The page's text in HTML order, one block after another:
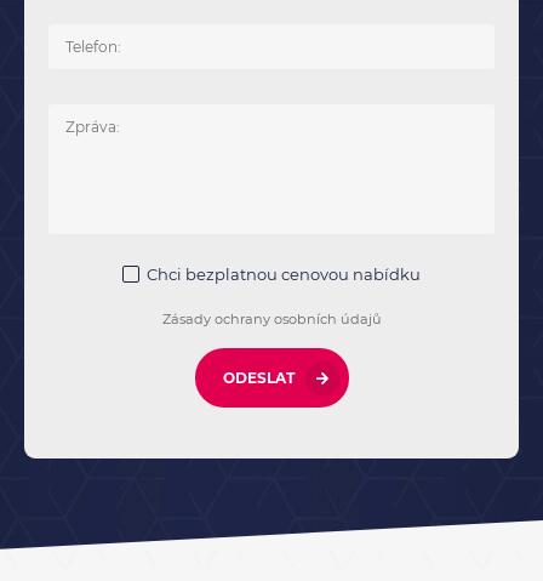
Chci bezplatnou cenovou nabídku
Zásady ochrany osobních údajů
ODESLAT